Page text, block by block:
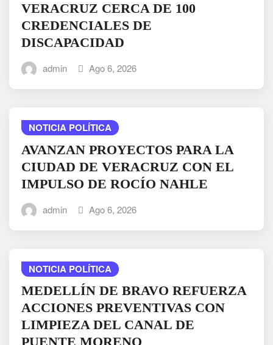
VERACRUZ CERCA DE 100
CREDENCIALES DE
DISCAPACIDAD
admin Ago 6, 2026
NOTICIA POLÍTICA
AVANZAN PROYECTOS PARA LA
CIUDAD DE VERACRUZ CON EL
IMPULSO DE ROCÍO NAHLE
admin Ago 6, 2026
NOTICIA POLÍTICA
MEDELLÍN DE BRAVO REFUERZA
ACCIONES PREVENTIVAS CON
LIMPIEZA DEL CANAL DE
PUENTE MORENO